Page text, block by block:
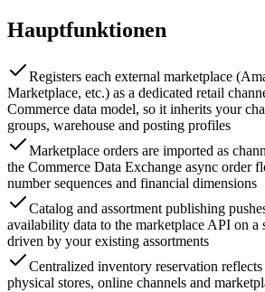
Hauptfunktionen
Registers each external marketplace
Marketplace, etc.) as a dedicated retail
Commerce data model, so it inherits your
groups, warehouse and posting profiles
Marketplace orders are imported as
the Commerce Data Exchange async order
number sequences and financial dimensions
Catalog and assortment publishing
availability data to the marketplace API on a
driven by your existing assortments
Centralized inventory reservation reflects
physical stores, online channels and